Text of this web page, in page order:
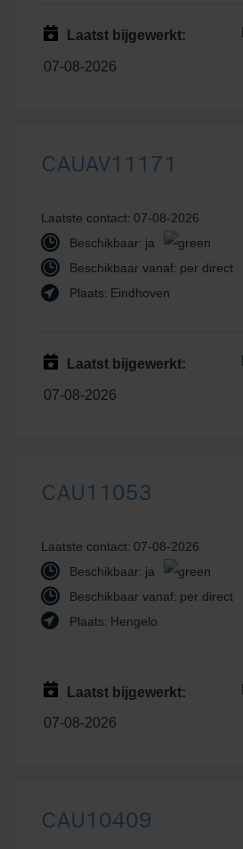
Laatst bijgewerkt:
07-08-2026
CAUAV11171
Laatste contact: 07-08-2026
Beschikbaar: ja
Beschikbaar vanaf: per direct
Plaats: Eindhoven
Laatst bijgewerkt:
07-08-2026
CAU11053
Laatste contact: 07-08-2026
Beschikbaar: ja
Beschikbaar vanaf: per direct
Plaats: Hengelo
Laatst bijgewerkt:
07-08-2026
CAU10409